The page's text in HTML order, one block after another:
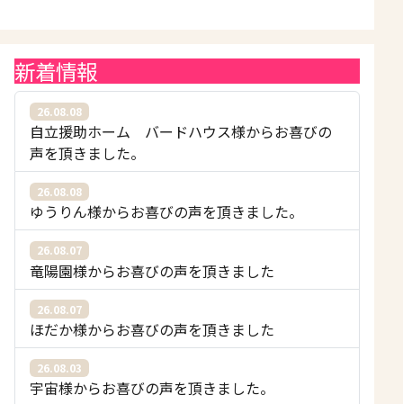
新着情報
26.08.08
自立援助ホーム バードハウス様からお喜びの
声を頂きました。
26.08.08
ゆうりん様からお喜びの声を頂きました。
26.08.07
竜陽園様からお喜びの声を頂きました
26.08.07
ほだか様からお喜びの声を頂きました
26.08.03
宇宙様からお喜びの声を頂きました。